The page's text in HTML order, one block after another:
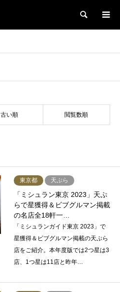
検索
古い順 閲覧数順
東京都 天ぷら
「ミシュラン東京 2023」天ぷ
らで星獲得＆ビブグルマン掲載
の名店全18軒一…
「ミシュランガイド東京 2023」で
星獲得＆ビブグルマン掲載の天ぷら
店をご紹介。本年度版では2つ星は3
店、1つ星は11店と昨年…